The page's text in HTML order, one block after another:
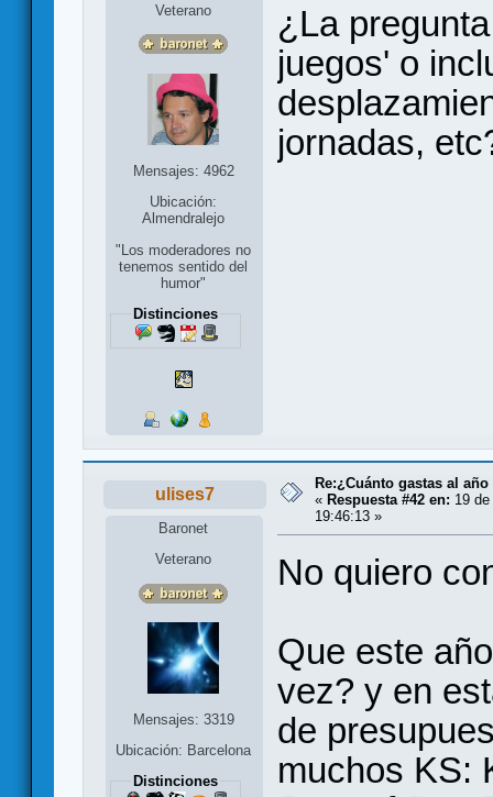
Veterano
Mensajes: 4962
Ubicación:
Almendralejo
"Los moderadores no
tenemos sentido del
humor"
Distinciones
¿La
juegos' o
jornadas,
ulises7
Baronet
Veterano
Mensajes: 3319
Ubicación: Barcelona
Distinciones
Re:¿Cuánto gastas al
« Respuesta #42 en: 19
19:46:13 »
No quiero
Que este
vez? y en
de
muchos KS: